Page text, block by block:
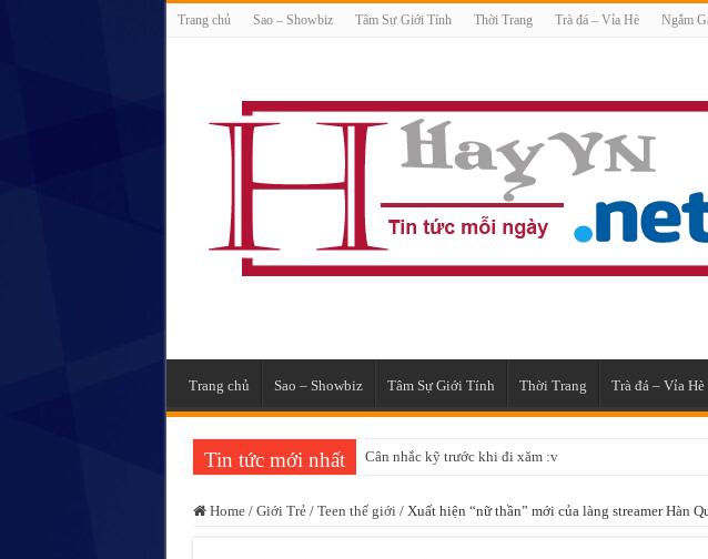
Trang chủ Sao – Showbiz Tâm Sự Giới Tính Thời Trang Trà đá – Vỉa Hè Ngắm
Trang chủ Sao – Showbiz Tâm Sự Giới Tính Thời Trang Trà đá – Vỉa Hè
Tin tức mới nhất Camera ghi lại được cảnh này, vãi linh hồn thiếu nữ =)))
Home / Giới Trẻ / Teen thế giới / Xuất hiện “nữ thần” mới của làng streamer Hàn